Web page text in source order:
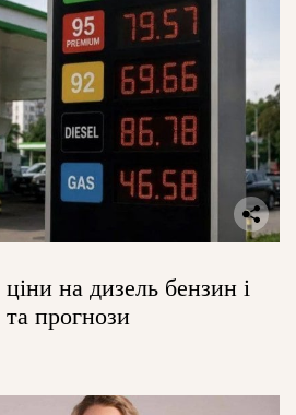
на дизель бензин і
прогнози